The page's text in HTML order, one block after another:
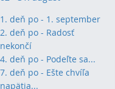
1. deň po - 1. september
2. deň po - Radosť
nekončí
4. deň po - Podeľte sa...
7. deň po - Ešte chvíľa
napätia...